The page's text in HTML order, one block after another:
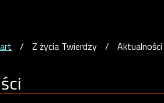
/ Z życia Twierdzy / Aktualności